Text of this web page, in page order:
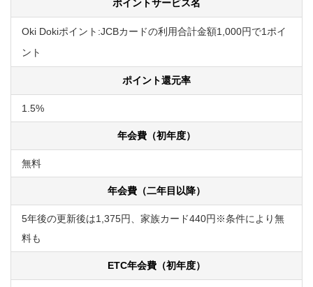
ポイントサービス名
Oki Dokiポイント:JCBカードの利用合計金額1,000円で1ポイ
ント
ポイント還元率
1.5%
年会費（初年度）
無料
年会費（二年目以降）
5年後の更新後は1,375円、家族カード440円※条件により無
料も
ETC年会費（初年度）